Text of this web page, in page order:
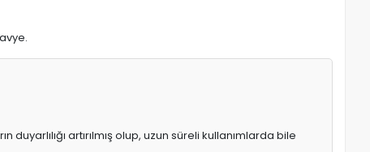
artırılmış olup, uzun süreli kullanımlarda bile